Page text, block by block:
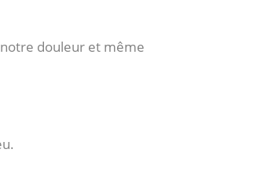
douleur et même